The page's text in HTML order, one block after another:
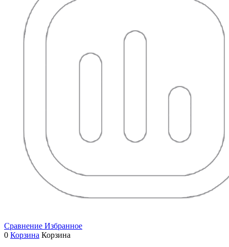
Сравнение Избранное
0 Корзина Корзина